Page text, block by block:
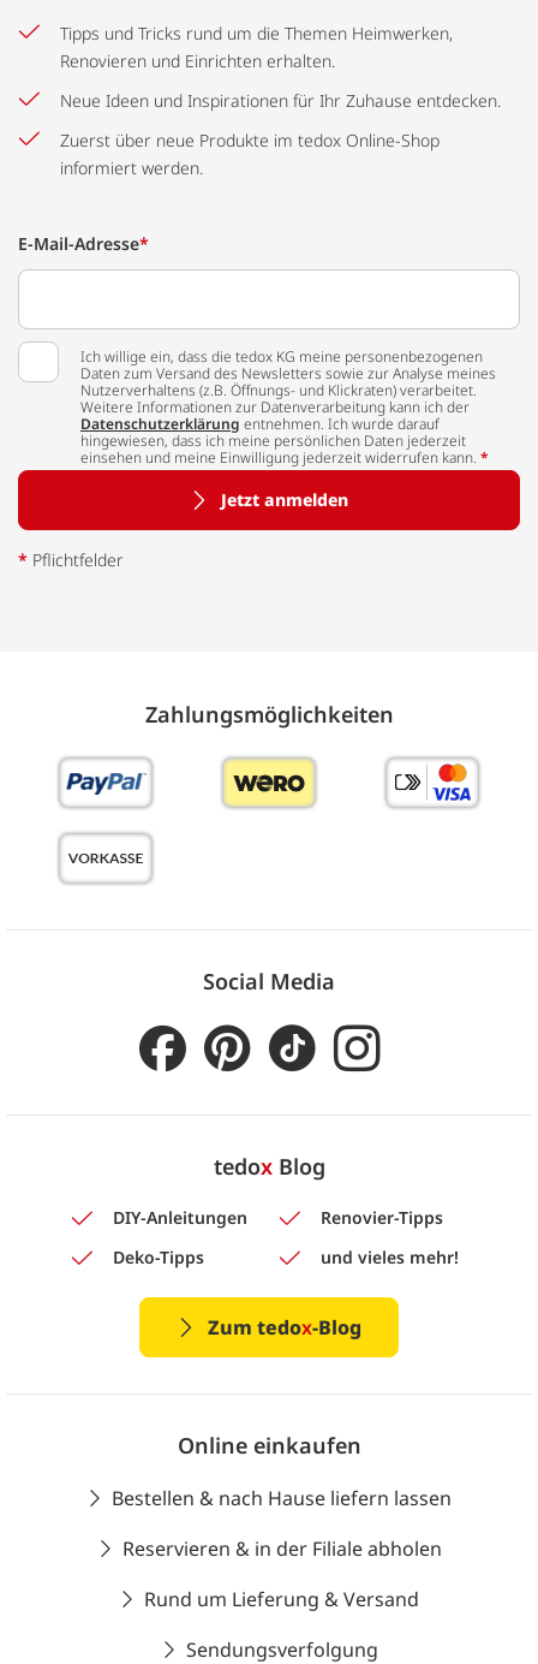
Tipps und Tricks rund um die Themen Heimwerken,
Renovieren und Einrichten erhalten.
Neue Ideen und Inspirationen für Ihr Zuhause entdecken.
Zuerst über neue Produkte im tedox Online-Shop
informiert werden.
E-Mail-Adresse*
Ich willige ein, dass die tedox KG meine personenbezogenen
Daten zum Versand des Newsletters sowie zur Analyse meines
Nutzerverhaltens (z.B. Öffnungs- und Klickraten) verarbeitet.
Weitere Informationen zur Datenverarbeitung kann ich der
Datenschutzerklärung entnehmen. Ich wurde darauf
hingewiesen, dass ich meine persönlichen Daten jederzeit
einsehen und meine Einwilligung jederzeit widerrufen kann. *
Jetzt anmelden
* Pflichtfelder
Zahlungs­möglich­keiten
Social Media
tedoxBlog
DIY-Anleitungen
Renovier-Tipps
Deko-Tipps
und vieles mehr!
Zum tedox-Blog
Online einkaufen
Bestellen & nach Hause liefern lassen
Reservieren & in der Filiale abholen
Rund um Lieferung & Versand
Sendungsverfolgung